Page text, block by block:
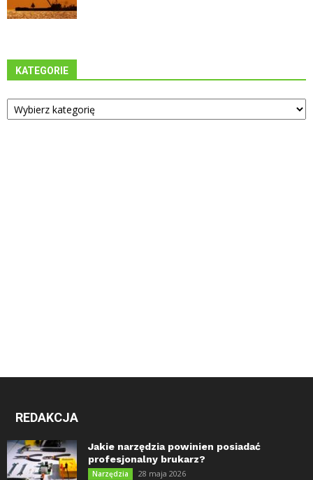
KATEGORIE
Kategorie
REDAKCJA
Jakie narzędzia powinien posiadać
profesjonalny brukarz?
Narzędzia 28 maja 2026